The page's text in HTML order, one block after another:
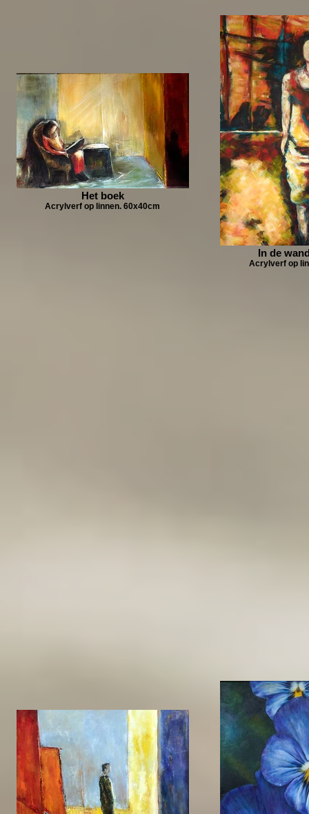
Het boek
Acrylverf op linnen. 60x40cm
In de
Acrylverf op